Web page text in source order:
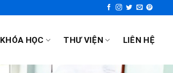
KHÓA HỌC THƯ VIỆN LIÊN HỆ